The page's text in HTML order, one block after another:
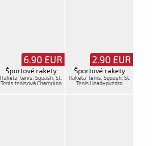
6.90 EUR
Športové rakety
Raketa-tenis, Squash, St.
Tenis tenisová Champion
2.90 EUR
Športové rakety
Raketa-tenis, Squash, St.
Tenis Head+puzdro